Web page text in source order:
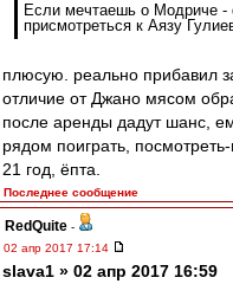
Если мечтаешь о Модриче -
присмотреться к Аязу
плюсую. реально прибавил
отличие от Джано мясом
после аренды дадут шанс,
рядом поиграть, посмотреть-
21 год, ёпта.
Последнее сообщение
RedQuite -
02 апр 2017 17:14
slava1 » 02 апр 2017 16:59